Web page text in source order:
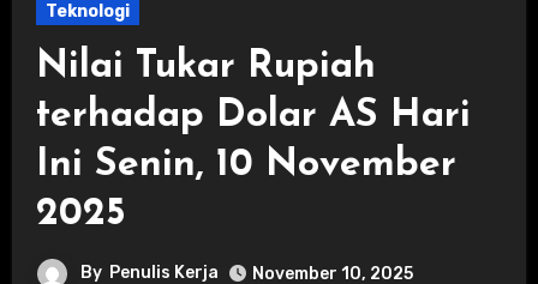
Teknologi
Nilai Tukar Rupiah
terhadap Dolar AS Hari
Ini Senin, 10 November
2025
By Penulis Kerja November 10, 2025